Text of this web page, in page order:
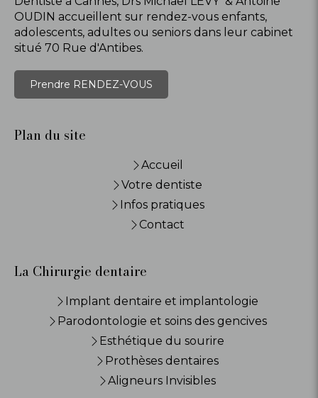
OUDIN accueillent sur rendez-vous enfants,
adolescents, adultes ou seniors dans leur cabinet
situé 70 Rue d'Antibes.
Prendre RENDEZ-VOUS
Plan du site
Accueil
Votre dentiste
Infos pratiques
Contact
La Chirurgie dentaire
Implant dentaire et implantologie
Parodontologie et soins des gencives
Esthétique du sourire
Prothèses dentaires
Aligneurs Invisibles